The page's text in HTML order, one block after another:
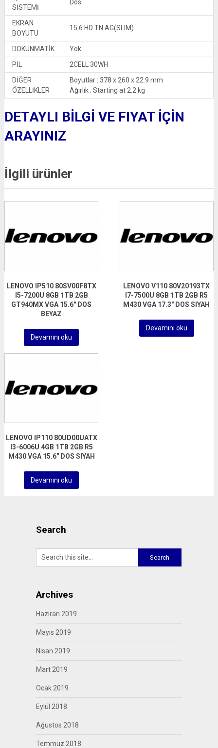
SİSTEMİ
Dos
EKRAN
BOYUTU
15.6 HD TN AG(SLIM)
DOKUNMATİK
Yok
PİL
2CELL 30WH
DİĞER
ÖZELLİKLER
Boyutlar : 378 x 260 x 22.9 mm
Ağırlık : Starting at 2.2 kg
DETAYLI BİLGİ VE FIYAT İÇİN
ARAYINIZ
İlgili ürünler
LENOVO IP510 80SV00F8TX
I5-7200U 8GB 1TB 2GB
GT940MX VGA 15.6″ DOS
BEYAZ
Devamını oku
LENOVO V110 80V20193TX
I7-7500U 8GB 1TB 2GB R5
M430 VGA 17.3″ DOS SIYAH
Devamını oku
LENOVO IP110 80UD00UATX
I3-6006U 4GB 1TB 2GB R5
M430 VGA 15.6″ DOS SIYAH
Devamını oku
Search
Archives
Haziran 2019
Mayıs 2019
Nisan 2019
Mart 2019
Ocak 2019
Eylül 2018
Ağustos 2018
Temmuz 2018